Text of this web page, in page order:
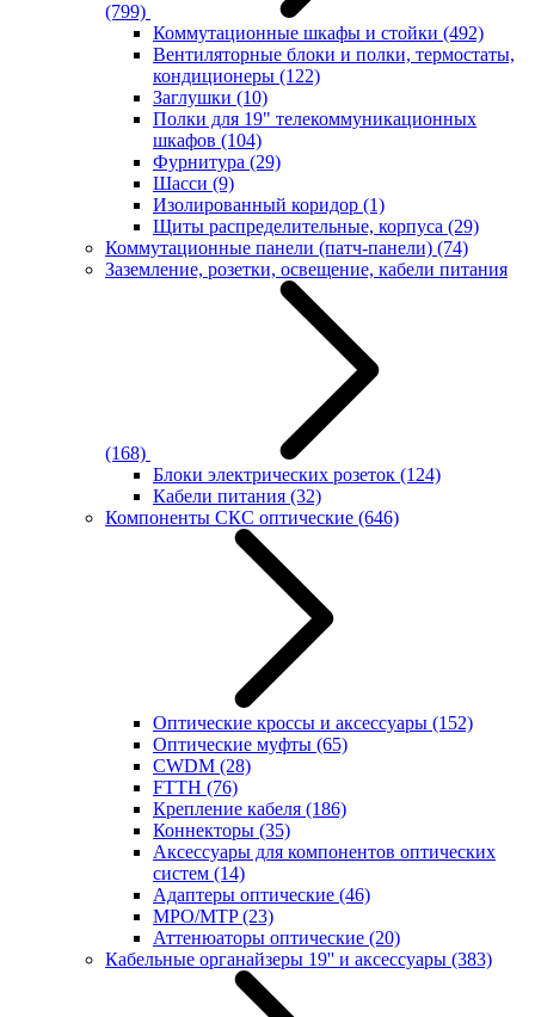
(799)
Коммутационные шкафы и стойки (492)
Вентиляторные блоки и полки, термостаты,
кондиционеры (122)
Заглушки (10)
Полки для 19" телекоммуникационных
шкафов (104)
Фурнитура (29)
Шасси (9)
Изолированный коридор (1)
Щиты распределительные, корпуса (29)
Коммутационные панели (патч-панели) (74)
Заземление, розетки, освещение, кабели питания
(168)
Блоки электрических розеток (124)
Кабели питания (32)
Компоненты СКС оптические (646)
Оптические кроссы и аксессуары (152)
Оптические муфты (65)
CWDM (28)
FTTH (76)
Крепление кабеля (186)
Коннекторы (35)
Аксессуары для компонентов оптических
систем (14)
Адаптеры оптические (46)
MPO/MTP(23)
Аттенюаторы оптические (20)
Кабельные органайзеры 19'' и аксессуары (383)